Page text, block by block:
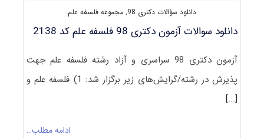
دانلود سؤالات دکتری 98 , مجموعه فلسفه علم
دانلود سوالات آزمون دکتری 98 فلسفه علم کد 2138
آزمون دکتری 98 سراسری و آزاد رشته فلسفه علم جهت
پذیرش در رشته/گرایش‌های زیر برگزار شد: 1) فلسفه علم و
[...]
ادامه مطلب…